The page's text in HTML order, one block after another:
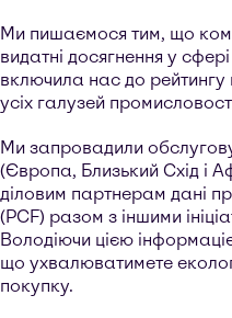
Ми пишаємося тим, що
видатні досягнення у
включила нас до
усіх галузей
Ми запровадили
(Європа, Близький Схід і
діловим партнерам дані
(PCF) разом з іншими
Володіючи цією
що ухвалюватимете
покупку.